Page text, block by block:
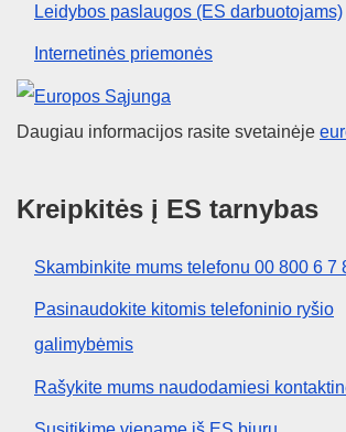
Leidybos paslaugos (ES darbuotojams)
Internetinės priemonės
Europos Sąjunga
Daugiau informacijos rasite svetainėje
Kreipkitės į ES tarnybas
Skambinkite mums telefonu 00 800 6 7
Pasinaudokite kitomis telefoninio ryšio
galimybėmis
Rašykite mums naudodamiesi